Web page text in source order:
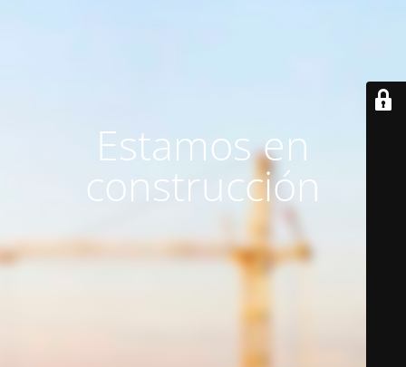
Estamos en
construcción